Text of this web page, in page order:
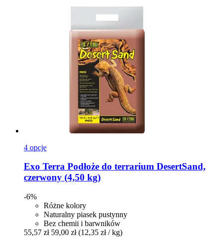
4 opcje
Exo Terra Podłoże do terrarium DesertSand,
czerwony (4,50 kg)
-6%
Różne kolory
Naturalny piasek pustynny
Bez chemii i barwników
55,57 zł 59,00 zł (12,35 zł / kg)